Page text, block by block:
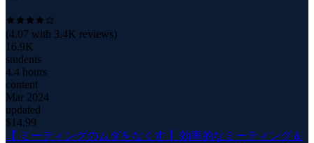
(4.07 with 3.4K reviews)
16.9K
students
4.4 hours
content
Mar 2024
updated
$14.99
【 ミーティングのムダをなくす 】効率的なミーティング＆